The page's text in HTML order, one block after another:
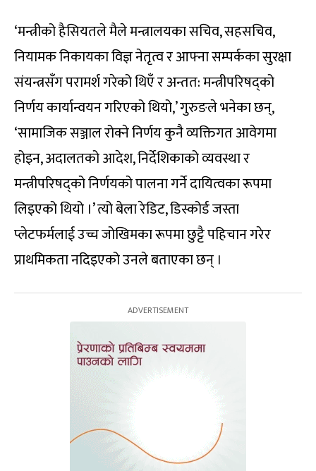
‘मन्त्रीको हैसियतले मैले मन्त्रालयका सचिव, सहसचिव,
नियामक निकायका विज्ञ नेतृत्व र आफ्ना सम्पर्कका सुरक्षा
संयन्त्रसँग परामर्श गरेको थिएँ र अन्तत: मन्त्रीपरिषद्को
निर्णय कार्यान्वयन गरिएको थियो,’ गुरुङले भनेका छन्,
‘सामाजिक सञ्जाल रोक्ने निर्णय कुनै व्यक्तिगत आवेगमा
होइन, अदालतको आदेश, निर्देशिकाको व्यवस्था र
मन्त्रीपरिषद्को निर्णयको पालना गर्ने दायित्वका रूपमा
लिइएको थियो ।’ त्यो बेला रेडिट, डिस्कोर्ड जस्ता
प्लेटफर्मलाई उच्च जोखिमका रूपमा छुट्टै पहिचान गरेर
प्राथमिकता नदिइएको उनले बताएका छन् ।